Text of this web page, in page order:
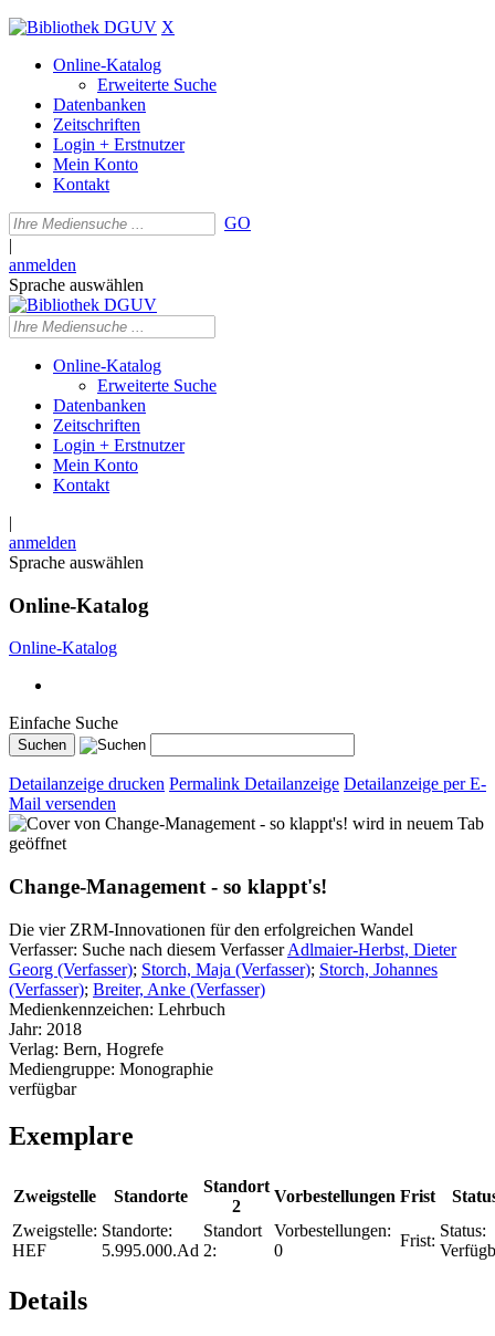
X
Online-Katalog
Erweiterte Suche
Datenbanken
Zeitschriften
Login + Erstnutzer
Mein Konto
Kontakt
GO
|
anmelden
Sprache auswählen
Online-Katalog
Erweiterte Suche
Datenbanken
Zeitschriften
Login + Erstnutzer
Mein Konto
Kontakt
|
anmelden
Sprache auswählen
Online-Katalog
Online-Katalog
Einfache Suche
Detailanzeige drucken Permalink Detailanzeige Detailanzeige per E-
Mail versenden
wird in neuem Tab
geöffnet
Change-Management - so klappt's!
Die vier ZRM-Innovationen für den erfolgreichen Wandel
Verfasser: Suche nach diesem Verfasser Adlmaier-Herbst, Dieter
Georg (Verfasser); Storch, Maja (Verfasser); Storch, Johannes
(Verfasser); Breiter, Anke (Verfasser)
Medienkennzeichen: Lehrbuch
Jahr: 2018
Verlag: Bern, Hogrefe
Mediengruppe: Monographie
verfügbar
Exemplare
Zweigstelle Standorte
Standort
2
Vorbestellungen Frist
Zweigstelle:
HEF
Standorte:
5.995.000.Ad
Standort
2:
Vorbestellungen:
0
Frist:
Status:
Details